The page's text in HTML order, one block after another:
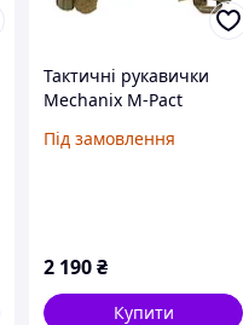
Тактичні рукавички
Mechanix M-Pact
захист від ударів.
Під замовлення
2 190₴
Купити